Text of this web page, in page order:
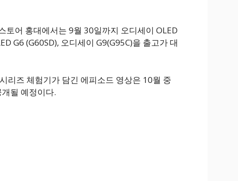
토어 홍대에서는 9월 30일까지 오디세이 OLED
G6 (G60SD), 오디세이 G9(G95C)을 출고가 대
시리즈 체험기가 담긴 에피소드 영상은 10월 중
될 예정이다.